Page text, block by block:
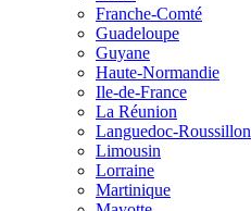
Franche-Comté
Guadeloupe
Guyane
Haute-Normandie
Ile-de-France
La Réunion
Languedoc-Roussillon
Limousin
Lorraine
Martinique